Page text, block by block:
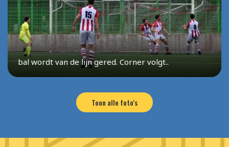
bal wordt van de lijn gered. Corner volgt..
Toon alle foto's